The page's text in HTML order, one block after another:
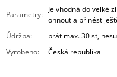
Parametry:
Je vhodná do velké
ohnout a přinést
Údržba:
prát max. 30 st,
Vyrobeno: Česká republika